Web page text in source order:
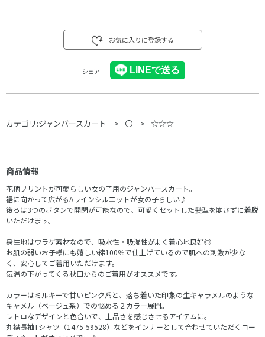
お気に入りに登録する
シェア
カテゴリ:ジャンバースカート 〇 ☆☆☆
商品情報
花柄プリントが可愛らしい女の子用のジャンパースカート。
裾に向かって広がるAラインシルエットが女の子らしい♪
後ろは3つのボタンで開閉が可能なので、可愛くセットした髪型を崩さずに着脱
いただけます。
身生地はウラゲ素材なので、吸水性・吸湿性がよく着心地良好◎
お肌の弱いお子様にも嬉しい綿100％で仕上げているので肌への刺激が少な
く、安心してご着用いただけます。
気温の下がってくる秋口からのご着用がオススメです。
カラーはミルキーで甘いピンク系と、落ち着いた印象の生キャラメルのような
キャメル（ベージュ系）での悩める２カラー展開。
レトロなデザインと色合いで、上品さを感じさせるアイテムに。
丸襟長袖Tシャツ（1475-59528）などをインナーとして合わせていただくコー